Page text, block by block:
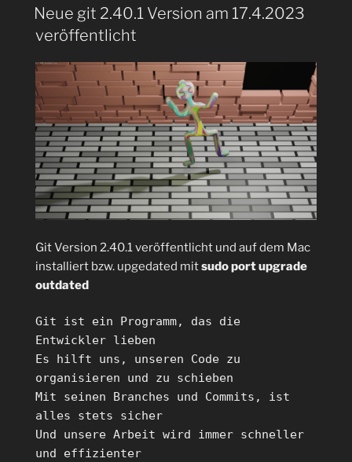
AM
Neue git 2.40.1 Version am 17.4.2023
veröffentlicht
Git Version 2.40.1 veröffentlicht und auf dem Mac
installiert bzw. upgedated mitsudo port upgrade
outdated
Git ist ein Programm, das die
Entwickler lieben
Es hilft uns, unseren Code zu
organisieren und zu schieben
Mit seinen Branches und Commits, ist
alles stets sicher
Und unsere Arbeit wird immer schneller
und effizienter